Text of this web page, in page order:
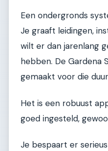
Een ondergronds
Je graaft leidingen,
wilt er dan jarenlang
hebben. De Gardena
gemaakt voor die
Het is een robuust
goed ingesteld,
Je bespaart er